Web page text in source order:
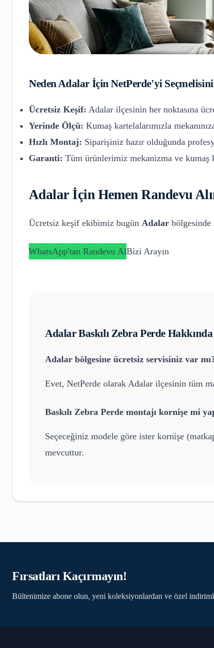
NedenAdalarİçin NetPerde'yi
Ücretsiz Keşif: Adalar ilçesinin her noktasına
Yerinde Ölçü: Kumaş kartelalarımızla
Hızlı Montaj: Siparişiniz hazır olduğunda
Garanti: Tüm ürünlerimiz mekanizma ve kumaş
Adalarİçin Hemen Randevu
Ücretsiz keşif ekibimiz bugün Adalar
WhatsApp'tan Randevu AlBizi Arayın
AdalarBaskılı Zebra Perde
Adalar bölgesine ücretsiz servisiniz var
Evet, NetPerde olarak Adalar ilçesinin tüm
Baskılı Zebra Perde montajı kornişe mi
Seçeceğiniz modele göre ister kornişe
mevcuttur.
Fırsatları Kaçırmayın!
Bültenimize abone olun, yeni koleksiyonlardan ve özel